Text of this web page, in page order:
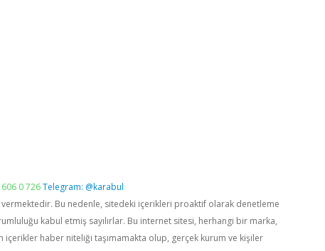
0 726Telegram: @karabul
vermektedir. Bu nedenle, sitedeki içerikleri proaktif olarak denetleme
kabul etmiş sayılırlar. Bu internet sitesi, herhangi bir marka,
içerikler haber niteliği taşımamakta olup, gerçek kurum ve kişiler